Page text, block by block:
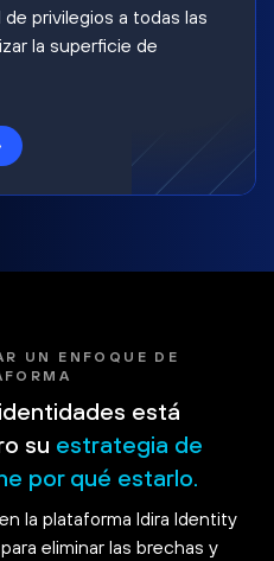
privilegios a todas las
la superficie de
UN ENFOQUE DE
está
su estrategia de
por qué estarlo.
la plataforma Idira Identity
eliminar las brechas y